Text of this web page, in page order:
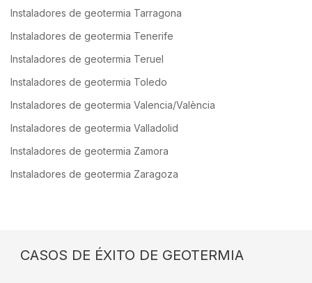
Instaladores de geotermia Tarragona
Instaladores de geotermia Tenerife
Instaladores de geotermia Teruel
Instaladores de geotermia Toledo
Instaladores de geotermia Valencia/València
Instaladores de geotermia Valladolid
Instaladores de geotermia Zamora
Instaladores de geotermia Zaragoza
CASOS DE ÉXITO DE GEOTERMIA